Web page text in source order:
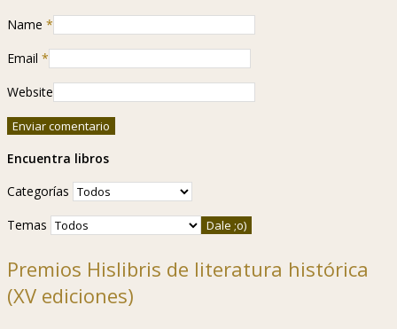
Name *
Email *
Website
Encuentra libros
Categorías
Temas
Premios Hislibris de literatura histórica
(XV ediciones)